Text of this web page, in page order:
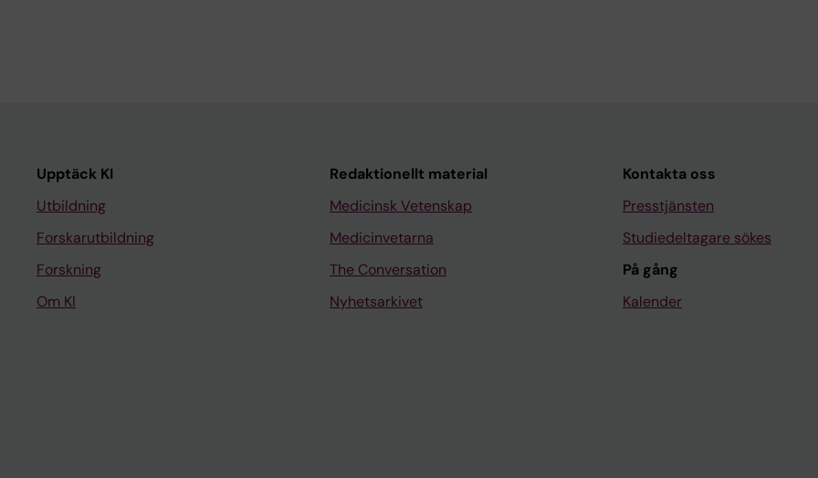
Upptäck KI
Utbildning
Forskarutbildning
Forskning
Om KI
Redaktionellt material
Medicinsk Vetenskap
Medicinvetarna
The Conversation
Nyhetsarkivet
Kontakta oss
Presstjänsten
Studiedeltagare sökes
På gång
Kalender